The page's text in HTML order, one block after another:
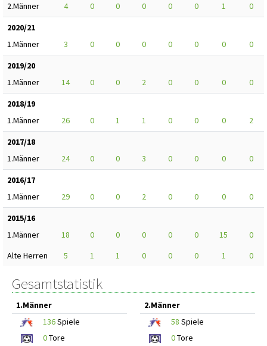
2.Männer
4 0 0 0 0 0 1
0
2020/21
1.Männer
3 0 0 0 0 0 0
0
2019/20
1.Männer
14 0 0 2 0 0 0
0
2018/19
1.Männer
26 0 1 1 0 0 0
2
2017/18
1.Männer
24 0 0 3 0 0 0
0
2016/17
1.Männer
29 0 0 2 0 0 0
0
2015/16
1.Männer
18 0 0 0 0 0 15
0
Alte Herren
5 1 1 0 0 0 1 0
Gesamtstatistik
1.Männer
136Spiele
0Tore
2.Männer
58 Spiele
0Tore